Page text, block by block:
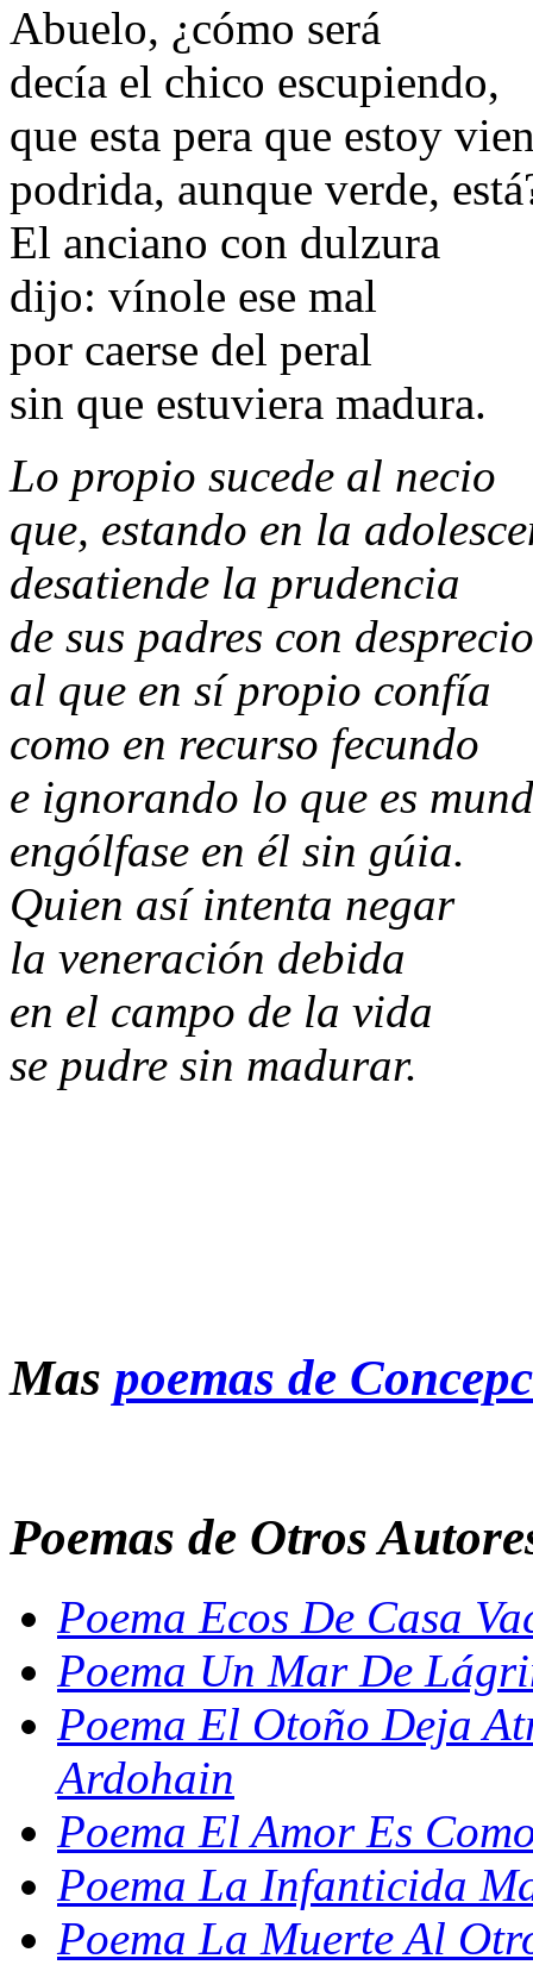
Abuelo, ¿cómo será
decía el chico escupiendo,
que esta pera que estoy
podrida, aunque verde,
El anciano con dulzura
dijo: vínole ese mal
por caerse del peral
sin que estuviera madura.
Lo propio sucede al necio
que, estando en la
desatiende la prudencia
de sus padres con
al que en sí propio confía
como en recurso fecundo
e ignorando lo que es
engólfase en él sin gúia.
Quien así intenta negar
la veneración debida
en el campo de la vida
se pudre sin madurar.
Mas poemas de
Poemas de Otros
Poema Ecos De Casa
Poema Un Mar De
Poema El Otoño Deja
Ardohain
Poema El Amor Es
Poema La Infanticida
Poema La Muerte Al